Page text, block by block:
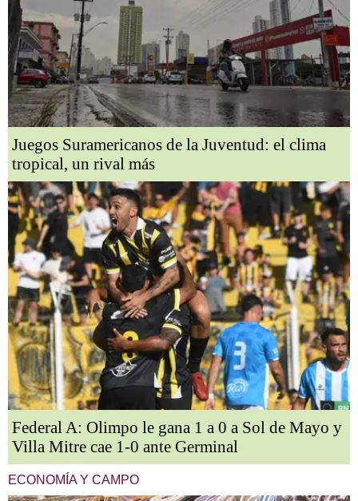
Juegos Suramericanos de la Juventud: el clima
tropical, un rival más
Federal A: Olimpo le gana 1 a 0 a Sol de Mayo y
Villa Mitre cae 1-0 ante Germinal
ECONOMÍA Y CAMPO